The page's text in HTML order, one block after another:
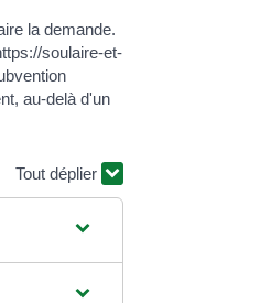
la demande.
soulaire-et-
au-delà d'un
Tout déplier